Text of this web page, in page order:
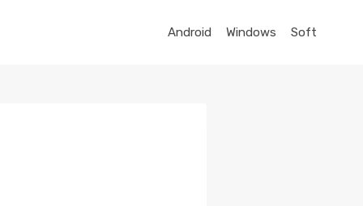
Android Windows Soft